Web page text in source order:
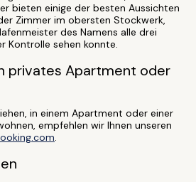
bieten einige der besten Aussichten
Zimmer im obersten Stockwerk,
des Namens alle drei
Kontrolle sehen konnte.
privates Apartment oder
in einem Apartment oder einer
empfehlen wir Ihnen unseren
.